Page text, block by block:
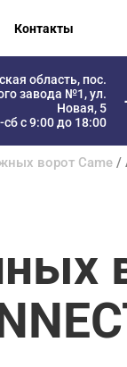
Контакты
область, пос.
завода №1, ул.
Новая, 5
сб с 9:00 до 18:00
ворот Came /